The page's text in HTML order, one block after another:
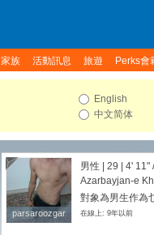
家族 活動訊息 旅遊 Perks會
English
中文简体
parsaroozgar
parsaroozgar
男性 | 29 | 4' 11"
Azarbayjan-e
對象為男生作為
在線上: 9年以前